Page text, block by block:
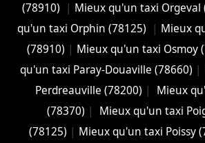
(78910)
| Mieux qu'un taxi Orgeval
qu'un taxi Orphin (78125)
| Mieux
(78910) | Mieux qu'un taxi Osmoy
qu'un taxi Paray-Douaville (78660) |
Perdreauville (78200) |
Mieux
(78370) |
Mieux qu'un taxi
(78125) | Mieux qu'un taxi Poissy